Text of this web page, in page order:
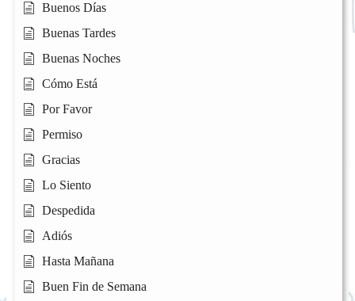
Buenos Días
Buenas Tardes
Buenas Noches
Cómo Está
Por Favor
Permiso
Gracias
Lo Siento
Despedida
Adiós
Hasta Mañana
Buen Fin de Semana